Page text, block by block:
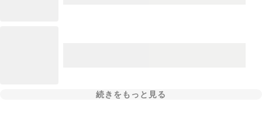
続きをもっと見る